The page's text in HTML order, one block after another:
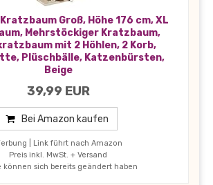
Kratzbaum Groß, Höhe 176 cm, XL
Mehrstöckiger Kratzbaum,
mit 2 Höhlen, 2 Korb,
Plüschbälle, Katzenbürsten,
Beige
39,99 EUR
Bei Amazon kaufen
| Link führt nach Amazon
Preis inkl. MwSt. + Versand
können sich bereits geändert haben